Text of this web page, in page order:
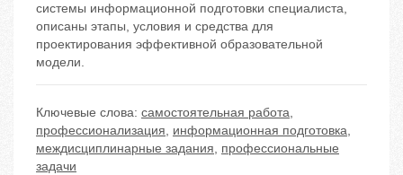
системы информационной подготовки специалиста,
описаны этапы, условия и средства для
проектирования эффективной образовательной
модели.
Ключевые слова: самостоятельная работа,
профессионализация, информационная подготовка,
междисциплинарные задания, профессиональные
задачи